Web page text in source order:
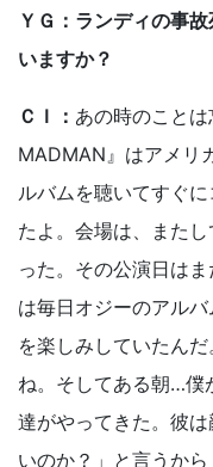
ＹＧ：ランディの事
いますか？
ＣＩ： あの時のこと
MADMAN』はアメリ
ルバムを聴いてすぐ
たよ。会場は、また
った。その公演日は
は毎日オジーのアル
を楽しみしていたん
ね。そしてある朝…僕
達がやってきた。彼
いのか？」と言うか